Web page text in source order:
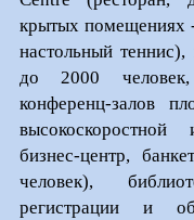
крытых помещениях
настольный
до 2000
конференц-залов
бизнес-центр,
человек),
регистрации и